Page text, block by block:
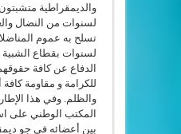
والديمقراطية
لسنوات من النضال
تسلح به عموم
لسنوات بقطاع
الدفاع عن كافة
للكرامة و مقاومة
والظلم. وفي هذا
المكتب الوطني على
بين أعضائه في جو